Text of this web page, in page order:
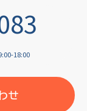
18:00
せ